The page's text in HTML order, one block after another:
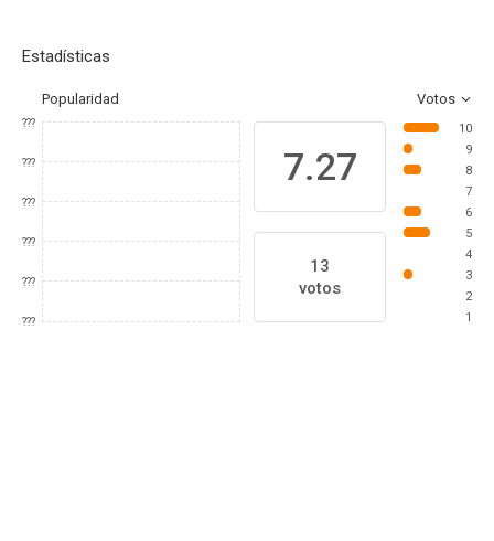
Estadísticas
Popularidad Votos
???
???
???
???
???
???
7.27
13
votos
10
9
8
7
6
5
4
3
2
1